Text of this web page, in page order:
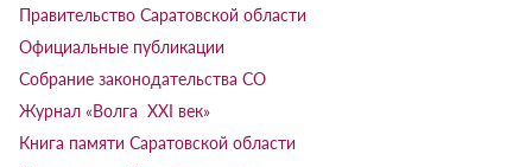
Правительство Саратовской области
Официальные публикации
Собрание законодательства СО
Журнал «Волга XXI век»
Книга памяти Саратовской области